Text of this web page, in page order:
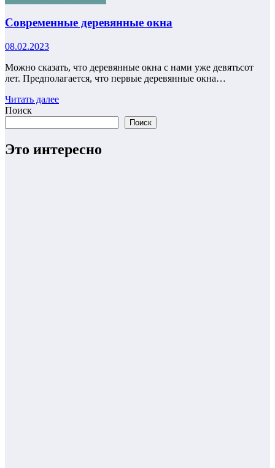
Современные деревянные окна
08.02.2023
Можно сказать, что деревянные окна с нами уже девятьсот
лет. Предполагается, что первые деревянные окна…
Читать далее
Поиск
Поиск
Это интересно